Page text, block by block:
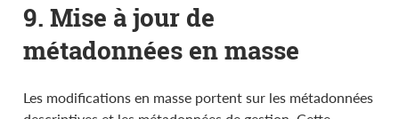
9. Mise à jour de
métadonnées en masse
Les modifications en masse portent sur les métadonnées